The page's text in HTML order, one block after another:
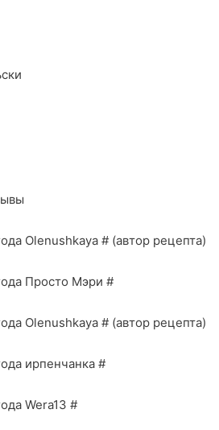
Olenushkaya # (автор рецепта)
Просто Мэри #
Olenushkaya # (автор рецепта)
ирпенчанка #
Wera13 #